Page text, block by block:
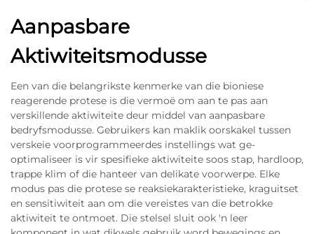
Aanpasbare
Aktiwiteitsmodusse
Een van die belangrikste kenmerke van die bioniese
reagerende protese is die vermoë om aan te pas aan
verskillende aktiwiteite deur middel van aanpasbare
bedryfsmodusse. Gebruikers kan maklik oorskakel tussen
verskeie voorprogrammeerdes instellings wat ge-
optimaliseer is vir spesifieke aktiwiteite soos stap, hardloop,
trappe klim of die hanteer van delikate voorwerpe. Elke
modus pas die protese se reaksiekarakteristieke, kraguitset
en sensitiwiteit aan om die vereistes van die betrokke
aktiwiteit te ontmoet. Die stelsel sluit ook 'n leer